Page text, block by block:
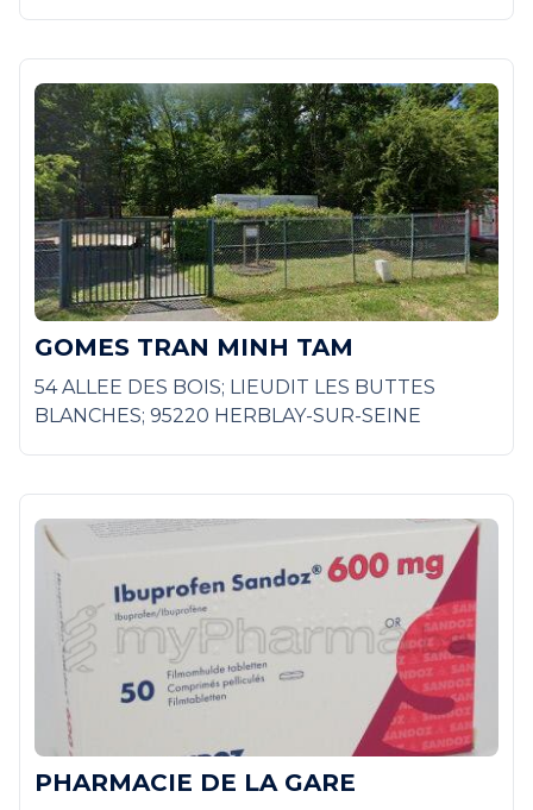
GOMES TRAN MINH TAM
54 ALLEE DES BOIS; LIEUDIT LES BUTTES
BLANCHES; 95220 HERBLAY-SUR-SEINE
PHARMACIE DE LA GARE